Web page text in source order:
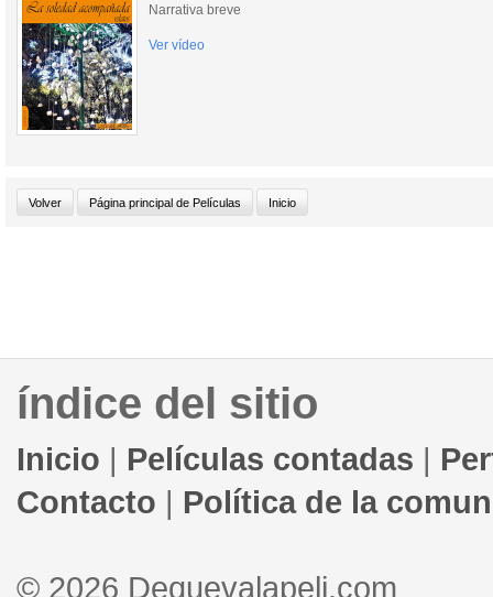
Narrativa breve
Ver vídeo
índice del sitio
Inicio | Películas contadas |
Contacto | Política de la
© 2026 Dequevalapeli.com